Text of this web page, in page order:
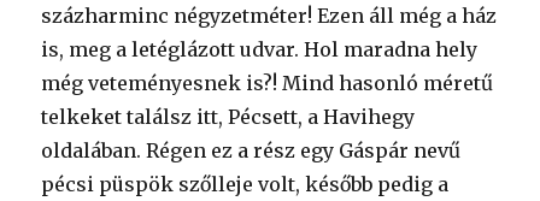
százharminc négyzetméter! Ezen áll még a ház
is, meg a letéglázott udvar. Hol maradna hely
még veteményesnek is?! Mind hasonló méretű
telkeket találsz itt, Pécsett, a Havihegy
oldalában. Régen ez a rész egy Gáspár nevű
pécsi püspök szőlleje volt, később pedig a